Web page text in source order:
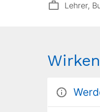
Lehrer,
Wirken